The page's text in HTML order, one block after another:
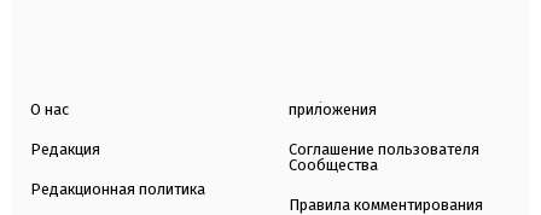
О нас
Редакция
Редакционная политика
приложения
Соглашение пользователя
Сообщества
Правила комментирования